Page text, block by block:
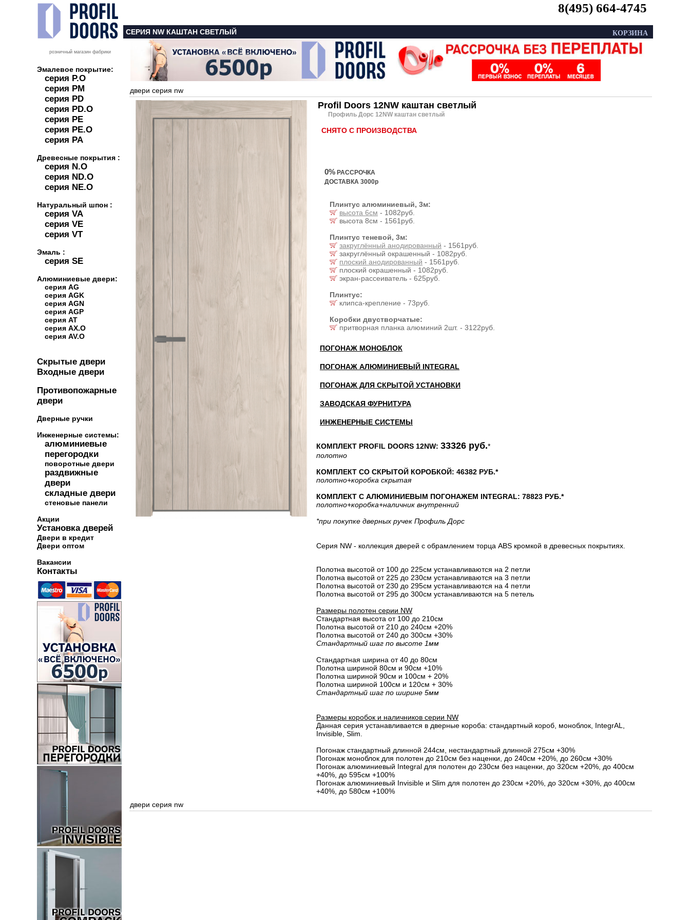
розничный магазин фабрики
Эмалевое покрытие:
серия P.O
серия PM
серия PD
серия PD.O
серия PE
серия PE.O
серия PA
Древесные покрытия :
серия N.O
серия ND.O
серия NE.O
Натуральный шпон :
серия VA
серия VE
серия VT
Эмаль :
серия SE
Алюминиевые двери:
серия AG
серия AGK
серия AGN
серия AGP
серия AT
серия AX.O
серия AV.O
Скрытые двери
Входные двери
Противопожарные
двери
Дверные ручки
Инженерные системы:
алюминиевые
перегородки
поворотные двери
раздвижные
двери
складные двери
стеновые панели
Акции
Установка дверей
Двери в кредит
Двери оптом
Вакансии
Контакты
8(495) 664-4745
КОРЗИНА
СЕРИЯ NW КАШТАН СВЕТЛЫЙ
двери серия nw
Profil Doors 12NW каштан светлый
Профиль Дорс 12NW каштан светлый
СНЯТО С ПРОИЗВОДСТВА
0% РАССРОЧКА
ДОСТАВКА 3000р
Плинтус алюминиевый, 3м:
высота 6см - 1082руб.
высота 8см - 1561руб.
Плинтус теневой, 3м:
закруглённый анодированный - 1561руб.
закруглённый окрашенный - 1082руб.
плоский анодированный - 1561руб.
плоский окрашенный - 1082руб.
экран-рассеиватель - 625руб.
Плинтус:
клипса-крепление - 73руб.
Коробки двустворчатые:
притворная планка алюминий 2шт. - 3122руб.
ПОГОНАЖ МОНОБЛОК
ПОГОНАЖ АЛЮМИНИЕВЫЙ INTEGRAL
ПОГОНАЖ ДЛЯ СКРЫТОЙ УСТАНОВКИ
ЗАВОДСКАЯ ФУРНИТУРА
ИНЖЕНЕРНЫЕ СИСТЕМЫ
КОМПЛЕКТ PROFIL DOORS 12NW: 33326 руб.*
полотно
КОМПЛЕКТ СО СКРЫТОЙ КОРОБКОЙ: 46382 РУБ.*
полотно+коробка скрытая
КОМПЛЕКТ С АЛЮМИНИЕВЫМ ПОГОНАЖЕМ INTEGRAL: 78823 РУБ.*
полотно+коробка+наличник внутренний
*при покупке дверных ручек Профиль Дорс
Серия NW - коллекция дверей с обрамлением торца ABS кромкой в древесных покрытиях.
Полотна высотой от 100 до 225см устанавливаются на 2 петли
Полотна высотой от 225 до 230см устанавливаются на 3 петли
Полотна высотой от 230 до 295см устанавливаются на 4 петли
Полотна высотой от 295 до 300см устанавливаются на 5 петель
Размеры полотен серии NW
Стандартная высота от 100 до 210см
Полотна высотой от 210 до 240см +20%
Полотна высотой от 240 до 300см +30%
Стандартный шаг по высоте 1мм
Стандартная ширина от 40 до 80см
Полотна шириной 80cм и 90cм +10%
Полотна шириной 90см и 100см + 20%
Полотна шириной 100см и 120см + 30%
Стандартный шаг по ширине 5мм
Размеры коробок и наличников серии NW
Данная серия устанавливается в дверные короба: стандартный короб, моноблок, IntegrAL,
Invisible, Slim.
Погонаж стандартный длинной 244см, нестандартный длинной 275см +30%
Погонаж моноблок для полотен до 210см без наценки, до 240см +20%, до 260см +30%
Погонаж алюминиевый Integral для полотен до 230см без наценки, до 320см +20%, до 400см
+40%, до 595см +100%
Погонаж алюминиевый Invisible и Slim для полотен до 230см +20%, до 320см +30%, до 400см
+40%, до 580см +100%
двери серия nw